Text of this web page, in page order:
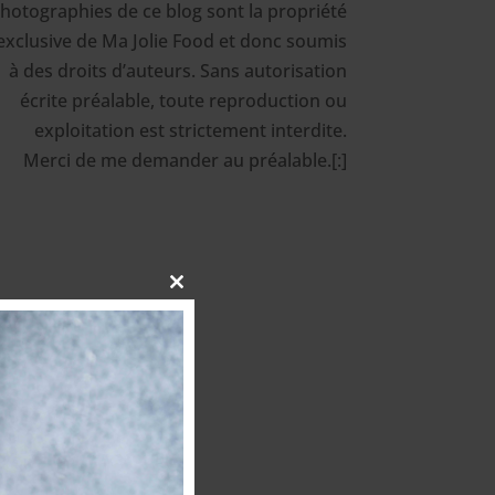
de ce blog sont la propriété
de Ma Jolie Food et donc soumis
à des droits d’auteurs. Sans autorisation
écrite préalable, toute reproduction ou
exploitation est strictement interdite.
Merci de me demander au préalable.[:]
Close
this
module